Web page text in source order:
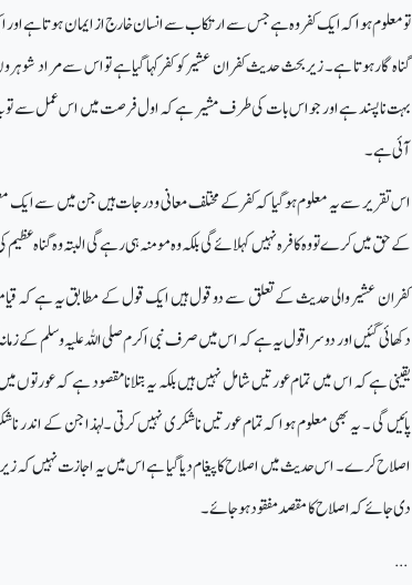
تو معلوم ہوا کہ ایک کفر وہ ہے جس سے ارتکاب سے انسان خارج از ایمان ہوتا ہے اور
گناہ گار ہوتا ہے ۔ زیر بحث حدیث کفران عشیر کو کفر کہا گیا ہے تو اس سے مراد
بہت ناپسند ہے اور جو اس بات کی طرف مشیر ہے کہ اول فرصت میں اس عمل سے توبہ
آئی ہے ۔
اس تقریر سے یہ معلوم ہو گیا کہ کفر کے مختلف معانی و درجات ہیں جن میں سے
کے حق میں کرے تو وہ کافرہ نہیں کہلائے گی بلکہ وہ مومنہ ہی رہے گی البتہ وہ گناہ عظیم
کفران عشیر والی حدیث کے تعلق سے دو قول ہیں ایک قول کے مطابق یہ ہے کہ
دکھائی گئیں اور دوسرا قول یہ ہے کہ اس میں صرف نبی اکرم صلی اللہ علیہ وسلم کے
یقینی ہے کہ اس میں تمام عورتیں شامل نہیں ہیں بلکہ یہ بتلانا مقصود ہے کہ
پائیں گی ۔ یہ بھی معلوم ہوا کہ تمام عورتیں ناشکری نہیں کرتی ۔لہذا جن کے
اصلاح کرے ۔ اس حدیث میں اصلاح کا پیغام دیا گیا ہے اس میں یہ اجازت نہیں کہ
دی جائے کہ اصلاح کا مقصد مفقود ہو جائے ۔
...